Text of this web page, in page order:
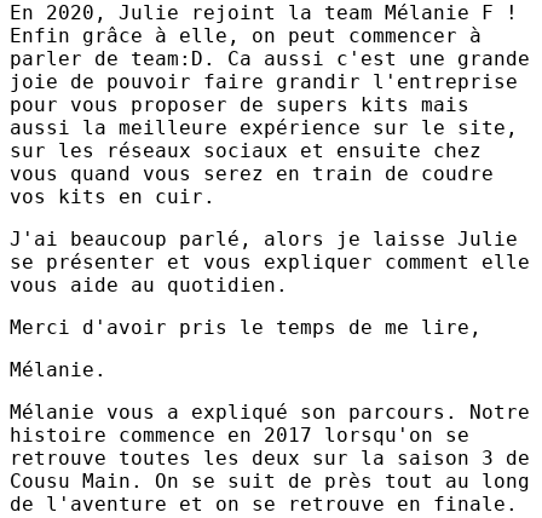
En 2020, Julie rejoint la team Mélanie F !
Enfin grâce à elle, on peut commencer à
parler de team:D. Ca aussi c'est une grande
joie de pouvoir faire grandir l'entreprise
pour vous proposer de supers kits mais
aussi la meilleure expérience sur le site,
sur les réseaux sociaux et ensuite chez
vous quand vous serez en train de coudre
vos kits en cuir.
J'ai beaucoup parlé, alors je laisse Julie
se présenter et vous expliquer comment elle
vous aide au quotidien.
Merci d'avoir pris le temps de me lire,
Mélanie.
Mélanie vous a expliqué son parcours. Notre
histoire commence en 2017 lorsqu'on se
retrouve toutes les deux sur la saison 3 de
Cousu Main. On se suit de près tout au long
de l'aventure et on se retrouve en finale.